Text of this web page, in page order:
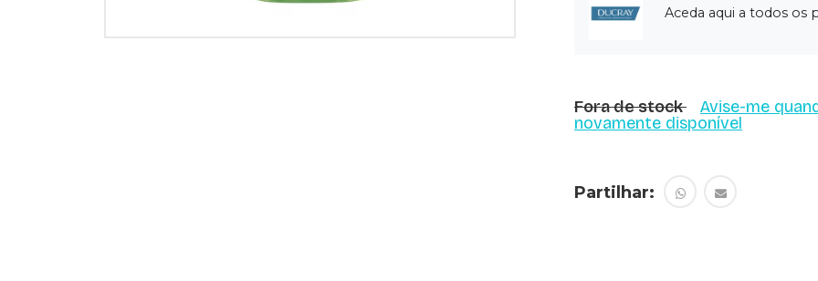
Aceda aqui a todos os
Fora de stock
Avise-me
novamente disponível
Partilhar: